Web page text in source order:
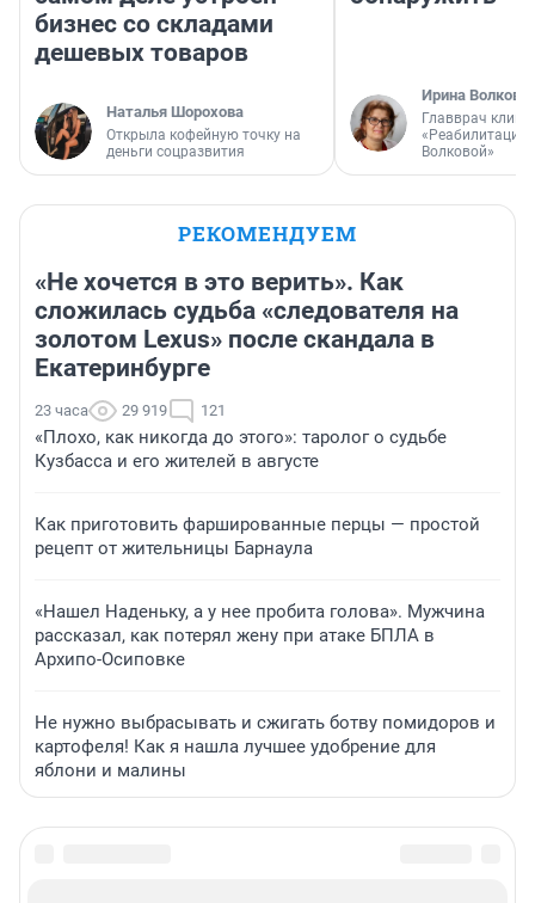
бизнес со складами
дешевых товаров
Наталья Шорохова
Открыла кофейную точку на
деньги соцразвития
Ирина Волкова
Главврач
«Реабилитация
Волковой»
РЕКОМЕНДУЕМ
«Не хочется в это верить». Как
сложилась судьба «следователя на
золотом Lexus» после скандала в
Екатеринбурге
23 часа 29 919 121
«Плохо, как никогда до этого»: таролог о судьбе
Кузбасса и его жителей в августе
Как приготовить фаршированные перцы — простой
рецепт от жительницы Барнаула
«Нашел Наденьку, а у нее пробита голова». Мужчина
рассказал, как потерял жену при атаке БПЛА в
Архипо-Осиповке
Не нужно выбрасывать и сжигать ботву помидоров и
картофеля! Как я нашла лучшее удобрение для
яблони и малины